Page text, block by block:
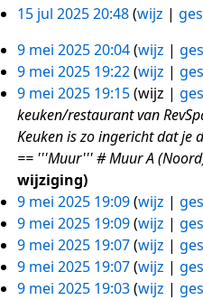
a
t
i
n
g
v
t
t
i
n
g
n
v
a
t
t
i
e
n
v
a
t
t
g
m
e
n
v
a
t
n
g
2025
e
n
b
e
w
e
i
n
g
s
s
15
jul
2025
15 jul 2025 20:48 wijz
9
mei
2025
9 mei 2025 20:04 wijz
9 mei 2025 19:22 wijz
9 mei 2025 19:15 wijz
keuken/restaurant van
Keuken is zo ingericht dat je
== '''Muur''' # Muur A
wijziging
9 mei 2025 19:09 wijz
9 mei 2025 19:09 wijz
9 mei 2025 19:07 wijz
9 mei 2025 19:07 wijz
9 mei 2025 19:03 wijz